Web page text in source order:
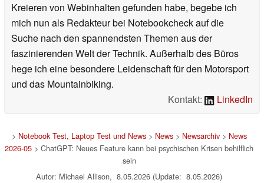
Kreieren von Webinhalten gefunden habe, begebe ich
mich nun als Redakteur bei Notebookcheck auf die
Suche nach den spannendsten Themen aus der
faszinierenden Welt der Technik. Außerhalb des Büros
hege ich eine besondere Leidenschaft für den Motorsport
und das Mountainbiking.
Kontakt:
LinkedIn
> Notebook Test, Laptop Test und News> News> Newsarchiv> News
2026-05 > ChatGPT: Neues Feature kann bei psychischen Krisen behilflich
sein
Autor: Michael Allison, 8.05.2026 (Update: 8.05.2026)